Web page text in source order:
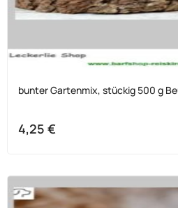
bunter Gartenmix, stückig 500 g
4,25 €